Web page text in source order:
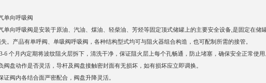
单向呼吸阀
单向呼吸阀是安装于原油、汽油、煤油、轻柴油、芳烃等固定顶式储罐上的主要安全设备,是固定在
。产品有单呼阀、单吸阀呼吸阀，各种结构型式均可与阻火器组合构造，也可配制所需的接管。
6 个月内定期将波纹阻火层拆下，清洗干净，保证阻火层上每个孔畅通，防止堵塞，确保安全正常使用
阀盘动作是否灵活，导杆及阀盘接触密封面有无损坏，如有损坏应立即调换。
阀内各结合面严密配合，阀盘升降灵活。